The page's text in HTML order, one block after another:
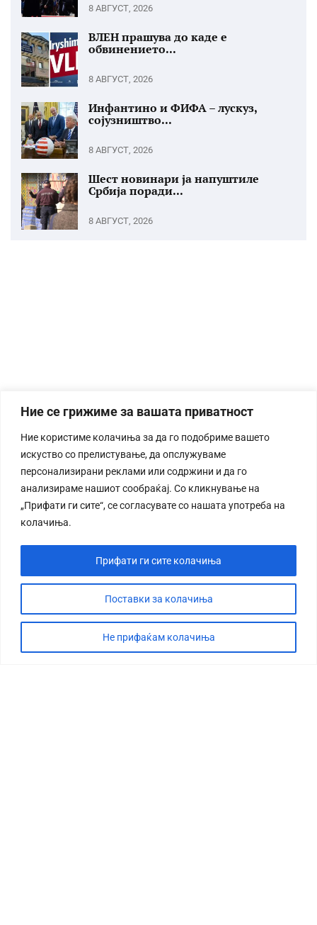
Ние се грижиме за вашата приватност
Ние користиме колачиња за да го подобриме вашето
искуство со прелистување, да опслужуваме
персонализирани реклами или содржини и да го
анализираме нашиот сообраќај. Со кликнување на
„Прифати ги сите“, се согласувате со нашата употреба на
колачиња.
Поставки за колачиња
Не прифаќам колачиња
Прифати ги сите колачиња
8 АВГУСТ, 2026
ВЛЕН прашува до каде е
обвинението...
8 АВГУСТ, 2026
Инфантино и ФИФА – лускуз,
сојузништво...
8 АВГУСТ, 2026
Шест новинари ја напуштиле
Србија поради...
8 АВГУСТ, 2026